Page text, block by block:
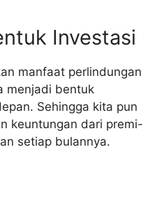
Investasi
manfaat perlindungan
menjadi bentuk
Sehingga kita pun
keuntungan dari premi-
setiap bulannya.